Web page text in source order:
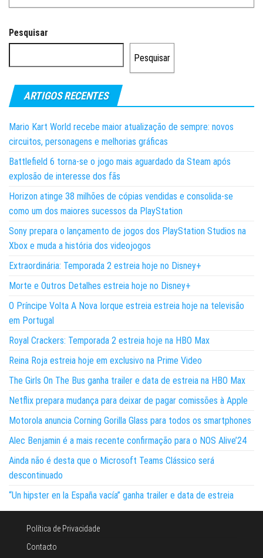
Pesquisar
Pesquisar
ARTIGOS RECENTES
Mario Kart World recebe maior atualização de sempre: novos
circuitos, personagens e melhorias gráficas
Battlefield 6 torna-se o jogo mais aguardado da Steam após
explosão de interesse dos fãs
Horizon atinge 38 milhões de cópias vendidas e consolida-se
como um dos maiores sucessos da PlayStation
Sony prepara o lançamento de jogos dos PlayStation Studios na
Xbox e muda a história dos videojogos
Extraordinária: Temporada 2 estreia hoje no Disney+
Morte e Outros Detalhes estreia hoje no Disney+
O Príncipe Volta A Nova Iorque estreia estreia hoje na televisão
em Portugal
Royal Crackers: Temporada 2 estreia hoje na HBO Max
Reina Roja estreia hoje em exclusivo na Prime Video
The Girls On The Bus ganha trailer e data de estreia na HBO Max
Netflix prepara mudança para deixar de pagar comissões à Apple
Motorola anuncia Corning Gorilla Glass para todos os smartphones
Alec Benjamin é a mais recente confirmação para o NOS Alive’24
Ainda não é desta que o Microsoft Teams Clássico será
descontinuado
“Un hipster en la España vacía” ganha trailer e data de estreia
Política de Privacidade
Contacto